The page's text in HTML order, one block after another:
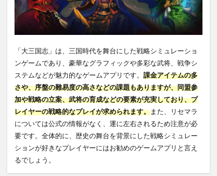
「大三国志」は、三国時代を舞台にした戦略シミュレーショ
ンゲームであり、豪華なグラフィックや多彩な武将、戦争シ
ステムなどが魅力的なゲームアプリです。 課金アイテムの多
さや、序盤の難易度の高さなどの課題もありますが、同盟参
加や戦略の立案、武将の育成などの要素が充実しており、プ
レイヤーの戦略的なプレイが求められます。また、リセマラ
については公式の情報がなく、運に左右されるため注意が必
要です。全体的に、歴史の舞台を背景にした戦略シミュレー
ションが好きなプレイヤーにはお勧めのゲームアプリと言え
るでしょう。